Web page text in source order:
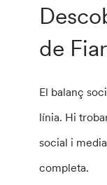
de
El balanç
línia. Hi
social i
completa.